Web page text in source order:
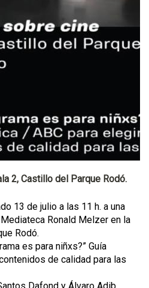
2, Castillo del Parque Rodó.
13 de julio a las 11 h. a una
Ronald Melzer en la
Rodó.
es para niñxs?” Guía
de calidad para las